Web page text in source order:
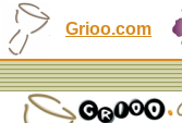
Grioo.com